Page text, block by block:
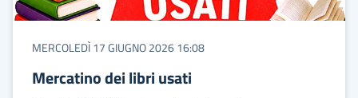
MERCOLEDÌ 17 GIUGNO 2026 16:08
Mercatino dei libri usati